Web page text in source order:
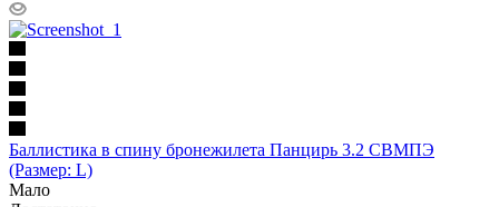
Баллистика в спину бронежилета Панцирь 3.2 СВМПЭ
(Размер: L)
Мало